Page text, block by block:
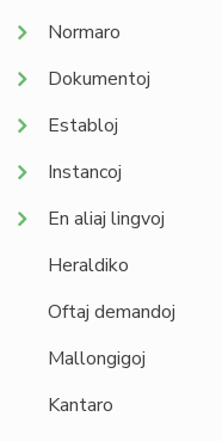
Normaro
Dokumentoj
Establoj
Instancoj
En aliaj lingvoj
Heraldiko
Oftaj demandoj
Mallongigoj
Kantaro